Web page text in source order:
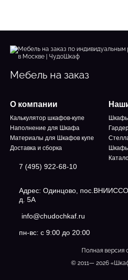
Мебель на заказ
О компании
Калькулятор шкафов-купе
Наполнение для Шкафа
Материалы для Шкафов купе
Доставка и сборка
7 (495) 922-68-10
Адрес: Одинцово,
д. 5А
info@chudochkaf.ru
пн-вс: с 9:00 до 20:00
Полная версия
© 2011— 2026